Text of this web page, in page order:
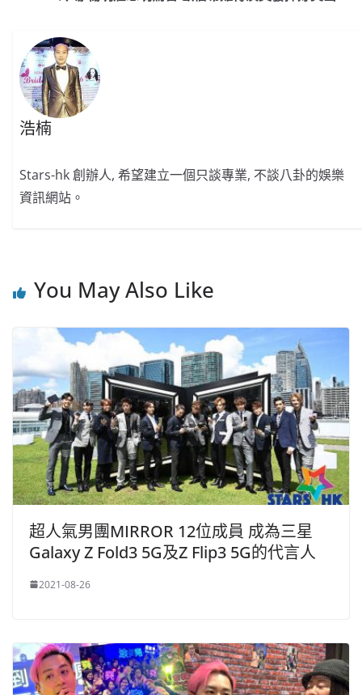
浩楠
Stars-hk 創辦人, 希望建立一個只談專業, 不談八卦的娛樂
資訊網站。
You May Also Like
超人氣男團MIRROR 12位成員 成為三星
Galaxy Z Fold3 5G及Z Flip3 5G的代言人
2021-08-26